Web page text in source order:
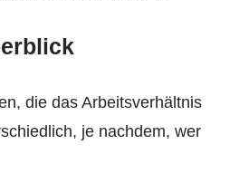
die das Arbeitsverhältnis
je nachdem, wer